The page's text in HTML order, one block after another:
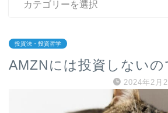
投資法・投資哲学
AMZNには投資しないの
2024年2月